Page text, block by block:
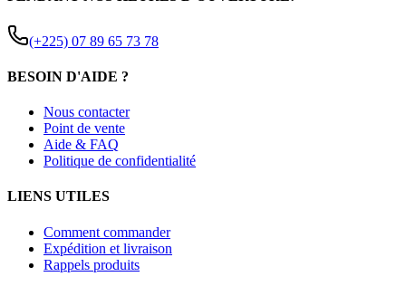
(+225) 07 89 65 73 78
BESOIN D'AIDE ?
Nous contacter
Point de vente
Aide & FAQ
Politique de confidentialité
LIENS UTILES
Comment commander
Expédition et livraison
Rappels produits